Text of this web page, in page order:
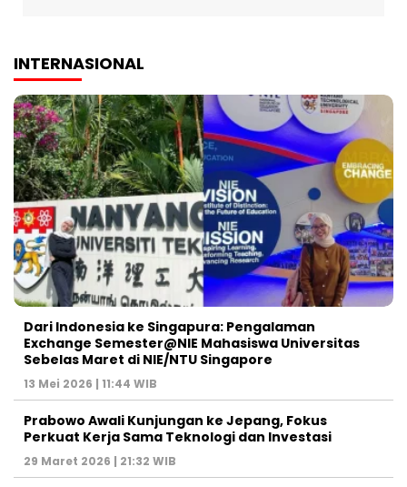
INTERNASIONAL
Dari Indonesia ke Singapura: Pengalaman
Exchange Semester@NIE Mahasiswa Universitas
Sebelas Maret di NIE/NTU Singapore
13 Mei 2026 | 11:44 WIB
Prabowo Awali Kunjungan ke Jepang, Fokus
Perkuat Kerja Sama Teknologi dan Investasi
29 Maret 2026 | 21:32 WIB